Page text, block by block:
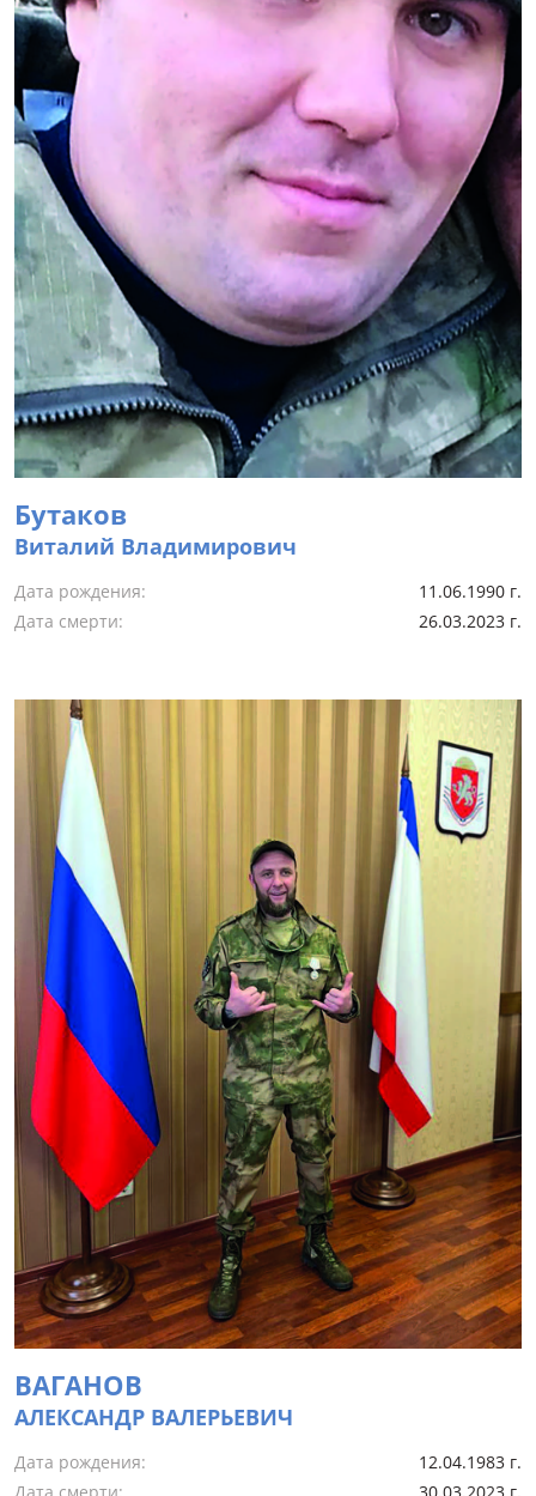
Бутаков
Виталий Владимирович
Дата рождения:
11.06.1990 г.
Дата смерти:
26.03.2023 г.
ВАГАНОВ
АЛЕКСАНДР ВАЛЕРЬЕВИЧ
Дата рождения:
12.04.1983 г.